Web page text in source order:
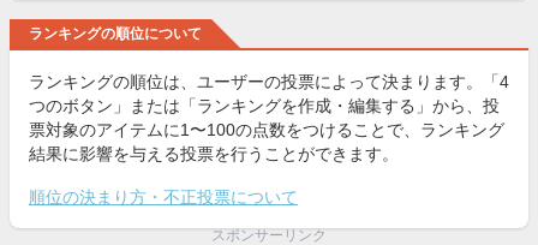
ランキングの順位について
ランキングの順位は、ユーザーの投票によって決まります。「4
つのボタン」または「ランキングを作成・編集する」から、投
票対象のアイテムに1〜100の点数をつけることで、ランキング
結果に影響を与える投票を行うことができます。
順位の決まり方・不正投票について
スポンサーリンク